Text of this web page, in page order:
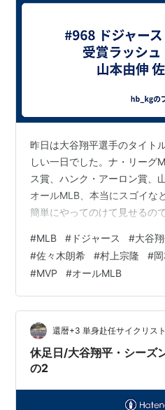
昨日は大谷翔平選手のタイト
しい一日でした。ナ・リーグ
ス賞、ハンク・アーロン賞、
オールMLB、本当にスゴイな
簡単にやってのけて見せるの
シリーズでの活躍もそうです
くことは日本人として誇りで
景。大谷翔平選手を筆頭に、
凄さが際立っていますね。来
リアル二刀流でシーズン通し
シーズンでもリアル二刀流の
#MLB # ドジャース #大谷
#佐々木朗希 #村上宗隆 #
#MVP #オールMLB
還暦+3 単身赴任サイクリス
休足日/大谷翔平・シーズ
の2